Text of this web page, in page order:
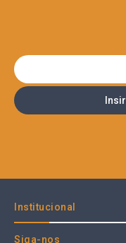
Institucional
Siga-nos